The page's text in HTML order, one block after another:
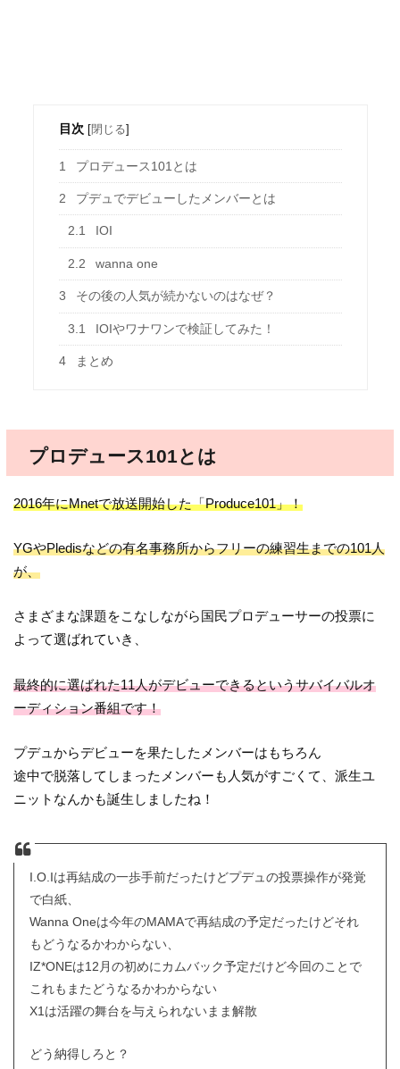
目次 [閉じる]
1 プロデュース101とは
2 プデュでデビューしたメンバーとは
2.1 IOI
2.2 wanna one
3 その後の人気が続かないのはなぜ？
3.1 IOIやワナワンで検証してみた！
4 まとめ
プロデュース101とは
2016年にMnetで放送開始した「Produce101」！
YGやPledisなどの有名事務所からフリーの練習生までの101人
が、
さまざまな課題をこなしながら国民プロデューサーの投票に
よって選ばれていき、
最終的に選ばれた11人がデビューできるというサバイバルオ
ーディション番組です！
プデュからデビューを果たしたメンバーはもちろん
途中で脱落してしまったメンバーも人気がすごくて、派生ユ
ニットなんかも誕生しましたね！
I.O.Iは再結成の一歩手前だったけどプデュの投票操作が発覚
で白紙、
Wanna Oneは今年のMAMAで再結成の予定だったけどそれ
もどうなるかわからない、
IZ*ONEは12月の初めにカムバック予定だけど今回のことで
これもまたどうなるかわからない
X1は活躍の舞台を与えられないまま解散
どう納得しろと？